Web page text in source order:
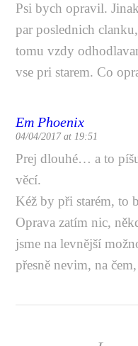
Psi bych opravil.
par poslednich
tomu vzdy
vse pri starem. Co
Em Phoenix
04/04/2017 at 19:51
Prej dlouhé… a to
věcí.
Kéž by při starém, to
Oprava zatím nic,
jsme na levnější
přesně nevim, na